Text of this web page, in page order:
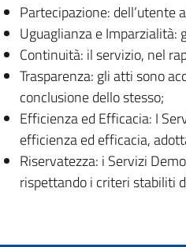
Partecipazione: dell’utente
Uguaglianza e
Continuità: il servizio, nel
Trasparenza: gli atti sono
conclusione dello stesso;
Efficienza ed Efficacia: I
efficienza ed efficacia,
Riservatezza: i Servizi
rispettando i criteri stabiliti